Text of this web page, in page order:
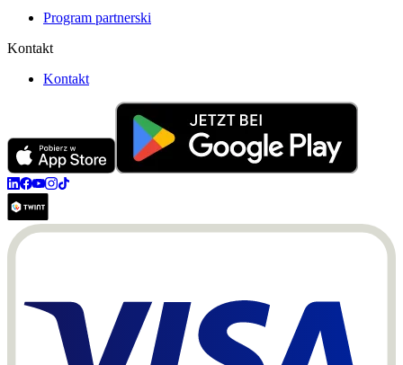
Program partnerski
Kontakt
Kontakt